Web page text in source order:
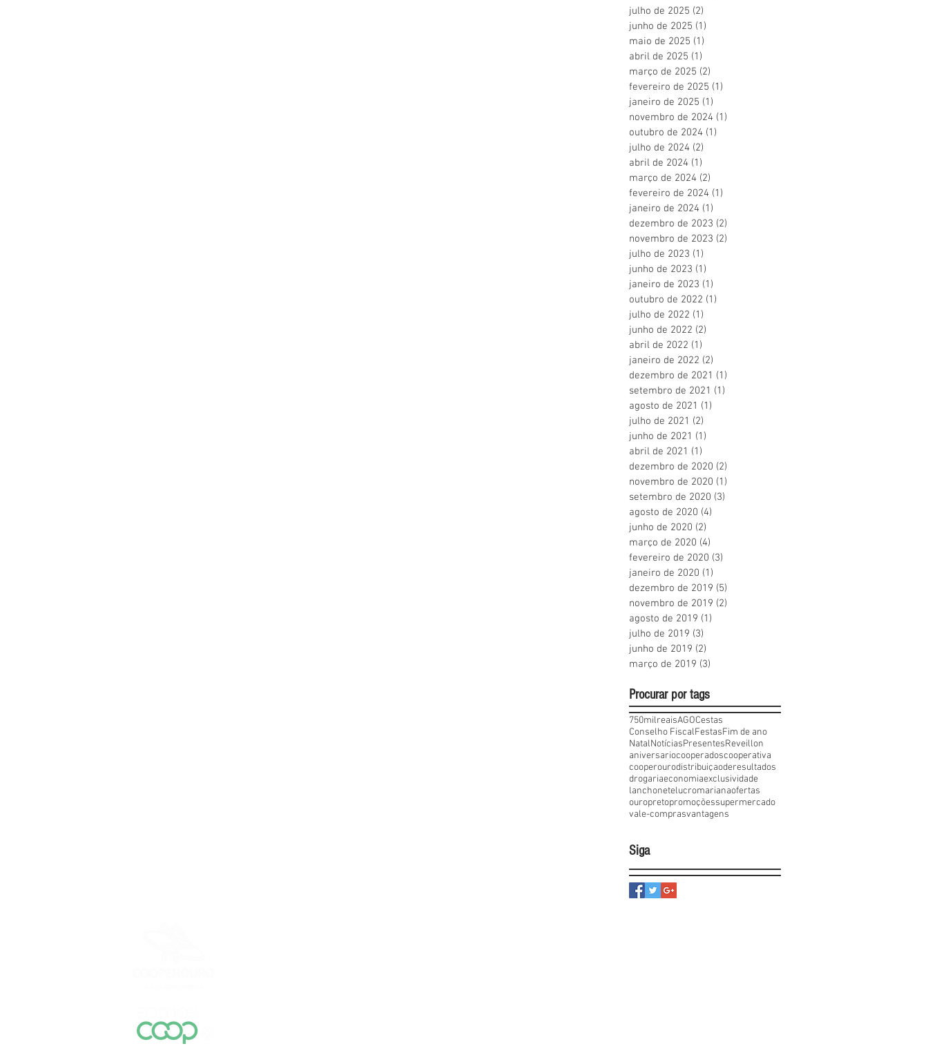
julho de 2025 (2)
junho de 2025 (1)
maio de 2025 (1)
abril de 2025 (1)
março de 2025 (2)
fevereiro de 2025 (1)
janeiro de 2025 (1)
novembro de 2024 (1)
outubro de 2024 (1)
julho de 2024 (2)
abril de 2024 (1)
março de 2024 (2)
fevereiro de 2024 (1)
janeiro de 2024 (1)
dezembro de 2023 (2)
novembro de 2023 (2)
julho de 2023 (1)
junho de 2023 (1)
janeiro de 2023 (1)
outubro de 2022 (1)
julho de 2022 (1)
junho de 2022 (2)
abril de 2022 (1)
janeiro de 2022 (2)
dezembro de 2021 (1)
setembro de 2021 (1)
agosto de 2021 (1)
julho de 2021 (2)
junho de 2021 (1)
abril de 2021 (1)
dezembro de 2020 (2)
novembro de 2020 (1)
setembro de 2020 (3)
agosto de 2020 (4)
junho de 2020 (2)
março de 2020 (4)
fevereiro de 2020 (3)
janeiro de 2020 (1)
dezembro de 2019 (5)
novembro de 2019 (2)
agosto de 2019 (1)
julho de 2019 (3)
junho de 2019 (2)
março de 2019 (3)
Procurar por tags
750milreaisAGOCestas
Conselho FiscalFestasFim de ano
NatalNotíciasPresentesReveillon
aniversariocooperadoscooperativa
cooperourodistribuiçaoderesultados
drogariaeconomiaexclusividade
lanchonetelucromarianaofertas
ouropretopromoçõessupermercado
vale-comprasvantagens
Siga